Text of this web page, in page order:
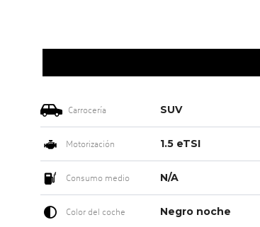
Carrocería SUV
Motorización 1.5 eTSI
Consumo medio N/A
Color del coche Negro noche